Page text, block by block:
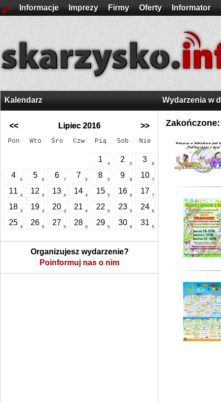
Informacje Imprezy Firmy Oferty Informator
Kalendarz
<< Lipiec 2016 >>
Pon Wto Śro Czw Pią Sob Nie
1
4
2
5
3
8
4
6
5
6
6
7
7
5
8
5
9
8
10
7
11
4
12
4
13
4
14
4
15
5
16
6
17
7
18
3
19
3
20
3
21
4
22
6
23
5
24
6
25
4
26
5
27
5
28
6
29
5
30
6
31
5
Organizujesz wydarzenie?
Poinformuj nas o nim
Wydarzenia w
Zakończone: